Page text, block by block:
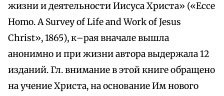
жизни и деятельности Иисуса Христа» («Ecce
Homo. А Survey of Life and Work of Jesus
Christ», 1865), к–рая вначале вышла
анонимно и при жизни автора выдержала 12
изданий. Гл. внимание в этой книге обращено
на учение Христа, на основание Им нового